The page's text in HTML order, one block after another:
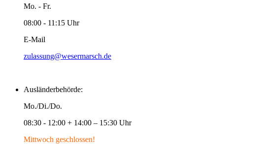
Mo. - Fr.
08:00 - 11:15 Uhr
E-Mail
zulassung@wesermarsch.de
Ausländerbehörde:
Mo./Di./Do.
08:30 - 12:00 + 14:00 – 15:30 Uhr
Mittwoch geschlossen!